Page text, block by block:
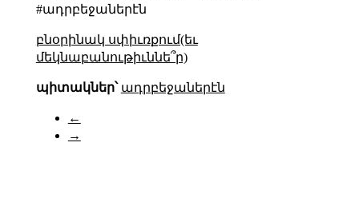
#ադրբեջաներէն
բնօրինակ սփիւռքում(եւ
մեկնաբանութիւննե՞ր)
պիտակներ՝ ադրբեջաներէն
←
→